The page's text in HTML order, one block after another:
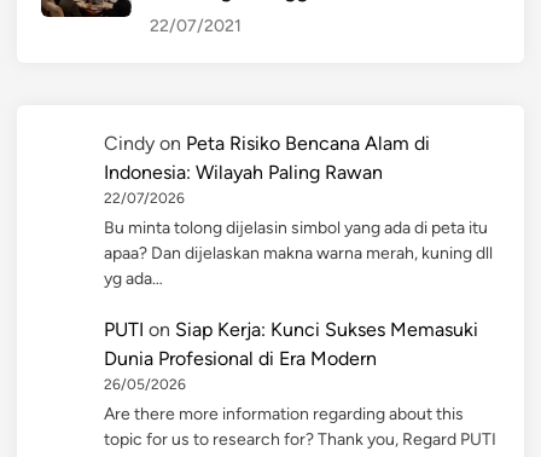
22/07/2021
Cindy on Peta Risiko Bencana Alam di
Indonesia: Wilayah Paling Rawan
22/07/2026
Bu minta tolong dijelasin simbol yang ada di peta itu
apaa? Dan dijelaskan makna warna merah, kuning dll
yg ada…
PUTI on Siap Kerja: Kunci Sukses Memasuki
Dunia Profesional di Era Modern
26/05/2026
Are there more information regarding about this
topic for us to research for? Thank you, Regard PUTI